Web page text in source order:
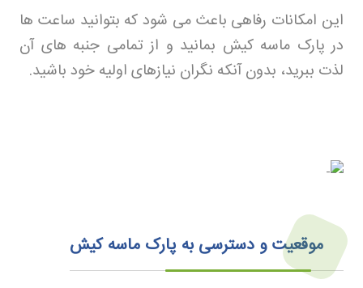
این امکانات رفاهی باعث می شود که بتوانید ساعت ها
در پارک ماسه کیش بمانید و از تمامی جنبه های آن
لذت ببرید، بدون آنکه نگران نیازهای اولیه خود باشید.
موقعیت و دسترسی به پارک ماسه کیش